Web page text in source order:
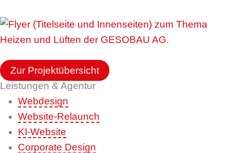
Zur Projektübersicht
Leistungen & Agentur
Webdesign
Website-Relaunch
KI-Website
Corporate Design